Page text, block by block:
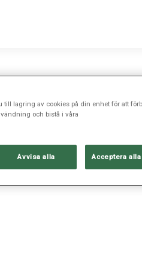
till lagring av cookies på din enhet för att
och bistå i våra
Avvisa alla Acceptera